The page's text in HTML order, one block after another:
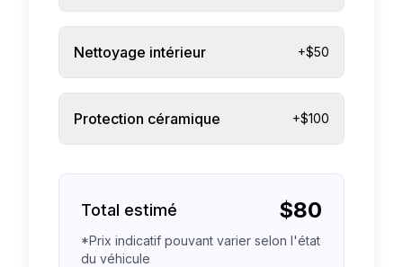
Nettoyage intérieur +$50
Protection céramique +$100
Total estimé $80
*Prix indicatif pouvant varier selon l'état
du véhicule